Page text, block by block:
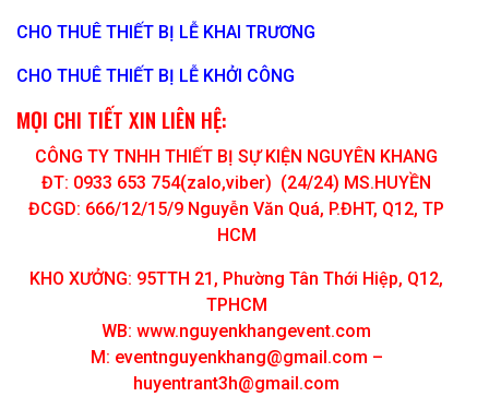
CHO THUÊ THIẾT BỊ LỄ KHAI TRƯƠNG
CHO THUÊ THIẾT BỊ LỄ KHỞI CÔNG
MỌI CHI TIẾT XIN LIÊN HỆ:
CÔNG TY TNHH THIẾT BỊ SỰ KIỆN NGUYÊN KHANG
ĐT: 0933 653 754(zalo,viber) (24/24) MS.HUYỀN
ĐCGD: 666/12/15/9 Nguyễn Văn Quá, P.ĐHT, Q12, TP
HCM
KHO XƯỞNG: 95TTH 21, Phường Tân Thới Hiệp, Q12,
TPHCM
WB: www.nguyenkhangevent.com
M: eventnguyenkhang@gmail.com –
huyentrant3h@gmail.com